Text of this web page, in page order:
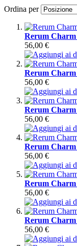
Ordina per
Rerum
56,00 €
Rerum
56,00 €
Rerum Charm
56,00 €
Rerum Charm
56,00 €
Rerum Charm
56,00 €
Rerum
56,00 €